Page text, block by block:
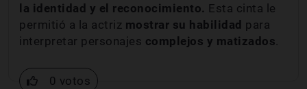
la identidad y el reconocimiento. Esta cinta le
permitió a la actriz mostrar su habilidad para
interpretar personajes complejos y matizados.
0 votos